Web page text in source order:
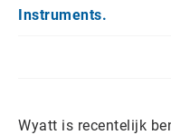
Instruments.
Wyatt is recentelijk